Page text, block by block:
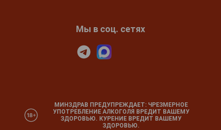
Мы в соц. сетях
МИНЗДРАВ ПРЕДУПРЕЖДАЕТ: ЧРЕЗМЕРНОЕ
УПОТРЕБЛЕНИЕ АЛКОГОЛЯ ВРЕДИТ ВАШЕМУ
ЗДОРОВЬЮ. КУРЕНИЕ ВРЕДИТ ВАШЕМУ
ЗДОРОВЬЮ.